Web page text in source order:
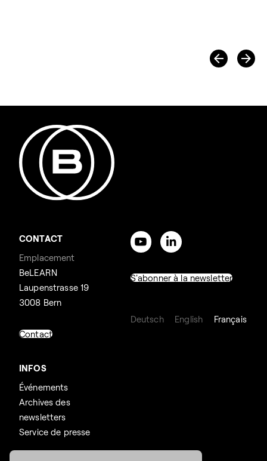
CONTACT
Emplacement
BeLEARN
Laupenstrasse 19
3008 Bern
Contact
INFOS
Événements
Archives des
newsletters
Service de presse
S'abonner à la newsletter
Deutsch English Français